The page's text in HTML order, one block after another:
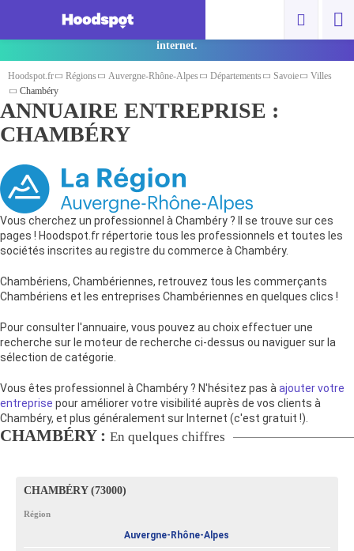
Vous êtes un pro ? Cliquez ici pour ajouter
gratuitement votre spot et gagner en visibilité sur
internet.
Hoodspot.fr Régions Auvergne-Rhône-Alpes Départements Savoie
Villes
Chambéry
ANNUAIRE ENTREPRISE :
CHAMBÉRY
Vous cherchez un professionnel à Chambéry ? Il se trouve sur ces
pages ! Hoodspot.fr répertorie tous les professionnels et toutes les
sociétés inscrites au registre du commerce à Chambéry.
Chambériens, Chambériennes, retrouvez tous les commerçants
Chambériens et les entreprises Chambériennes en quelques clics !
Pour consulter l'annuaire, vous pouvez au choix effectuer une
recherche sur le moteur de recherche ci-dessus ou naviguer sur la
sélection de catégorie.
Vous êtes professionnel à Chambéry ? N'hésitez pas àajouter votre
entreprise pour améliorer votre visibilité auprès de vos clients à
Chambéry, et plus généralement sur Internet (c'est gratuit !).
CHAMBÉRY : En quelques chiffres
CHAMBÉRY (73000)
Région
Auvergne-Rhône-Alpes